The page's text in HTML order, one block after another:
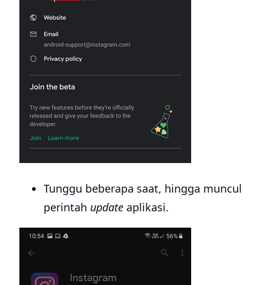
Tunggu beberapa saat, hingga muncul
perintah update aplikasi.